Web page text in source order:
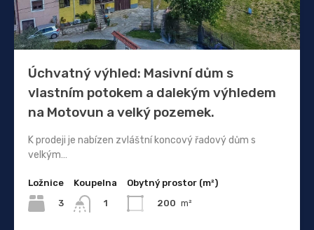
Úchvatný výhled: Masivní dům s
vlastním potokem a dalekým výhledem
na Motovun a velký pozemek.
K prodeji je nabízen zvláštní koncový řadový dům s
velkým…
Ložnice
3
Koupelna
1
Obytný prostor (m²)
200 m²